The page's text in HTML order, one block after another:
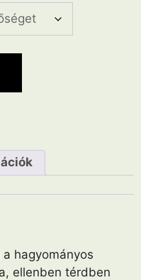
hagyományos
ellenben térdben